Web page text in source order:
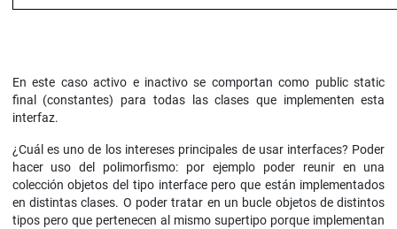
En este caso activo e inactivo se comportan como public static
final (constantes) para todas las clases que implementen esta
interfaz.
¿Cuál es uno de los intereses principales de usar interfaces? Poder
hacer uso del polimorfismo: por ejemplo poder reunir en una
colección objetos del tipo interface pero que están implementados
en distintas clases. O poder tratar en un bucle objetos de distintos
tipos pero que pertenecen al mismo supertipo porque implementan